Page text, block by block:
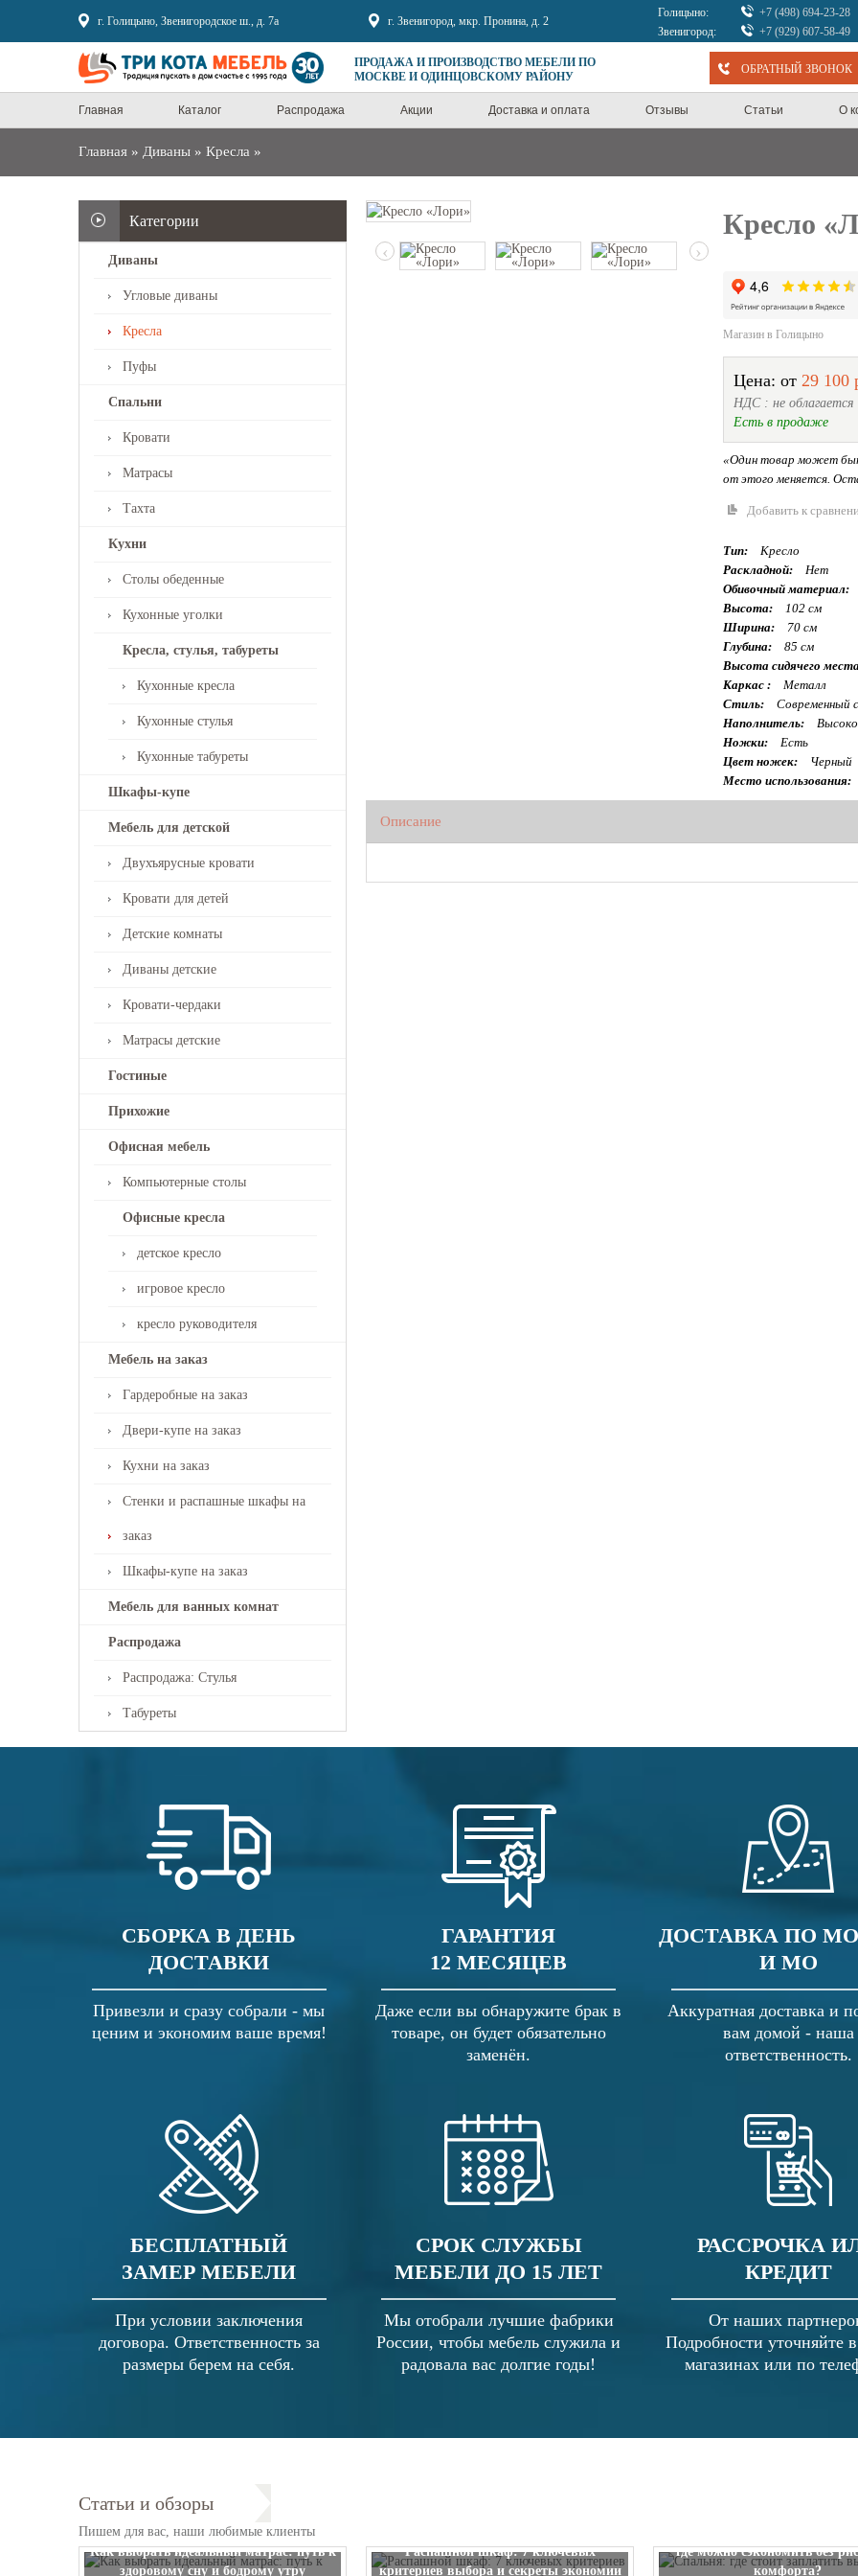
г. Голицыно, Звенигородское ш., д. 7а г. Звенигород, мкр. Пронина, д. 2
Голицыно:
+7 (498) 694-23-28
Звенигород:
+7 (929) 607-58-49
ПРОДАЖА И ПРОИЗВОДСТВО МЕБЕЛИ ПО
МОСКВЕ И ОДИНЦОВСКОМУ РАЙОНУ
ОБРАТНЫЙ ЗВОНОК
Главная Каталог Распродажа Акции Доставка и оплата Отзывы Статьи О
Главная » Диваны » Кресла »
Категории
Диваны
Угловые диваны
Кресла
Пуфы
Спальни
Кровати
Матрасы
Тахта
Кухни
Столы обеденные
Кухонные уголки
Кресла, стулья, табуреты
Кухонные кресла
Кухонные стулья
Кухонные табуреты
Шкафы-купе
Мебель для детской
Двухъярусные кровати
Кровати для детей
Детские комнаты
Диваны детские
Кровати-чердаки
Матрасы детские
Гостиные
Прихожие
Офисная мебель
Компьютерные столы
Офисные кресла
детское кресло
игровое кресло
кресло руководителя
Мебель на заказ
Гардеробные на заказ
Двери-купе на заказ
Кухни на заказ
Стенки и распашные шкафы на
заказ
Шкафы-купе на заказ
Мебель для ванных комнат
Распродажа
Распродажа: Стулья
Табуреты
‹ ›
Кресло
Магазин в Голицыно
Цена: от 29 100
НДС : не облагается
Есть в продаже
«Один товар может
от этого меняется.
Добавить к
Тип:
Кресло
Раскладной:
Нет
Обивочный материал:
Высота:
102 см
Ширина:
70 см
Глубина:
85 см
Высота сидячего
Каркас :
Металл
Стиль:
Современный
Наполнитель:
Ножки:
Есть
Цвет ножек:
Черный
Место использования:
Описание
СБОРКА В ДЕНЬ
ДОСТАВКИ
Привезли и сразу собрали - мы
ценим и экономим ваше время!
ГАРАНТИЯ
12 МЕСЯЦЕВ
Даже если вы обнаружите брак в
товаре, он будет обязательно
заменён.
ДОСТАВКА ПО
И МО
Аккуратная доставка и
вам домой - наша
ответственность.
БЕСПЛАТНЫЙ
ЗАМЕР МЕБЕЛИ
При условии заключения
договора. Ответственность за
размеры берем на себя.
СРОК СЛУЖБЫ
МЕБЕЛИ ДО 15 ЛЕТ
Мы отобрали лучшие фабрики
России, чтобы мебель служила и
радовала вас долгие годы!
РАССРОЧКА
КРЕДИТ
От наших
Подробности уточняйте
магазинах или по
Статьи и обзоры
Пишем для вас, наши любимые клиенты
Как выбрать идеальный матрас: путь к
здоровому сну и бодрому утру
Распашной шкаф: 7 ключевых
критериев выбора и секреты экономии
где можно сэкономить без
комфорта?